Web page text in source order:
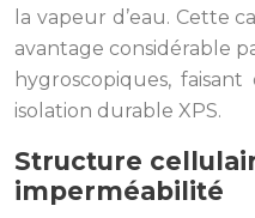
la vapeur d’eau. Cette
avantage considérable
hygroscopiques,
isolation durable XPS.
Structure
imperméabilité